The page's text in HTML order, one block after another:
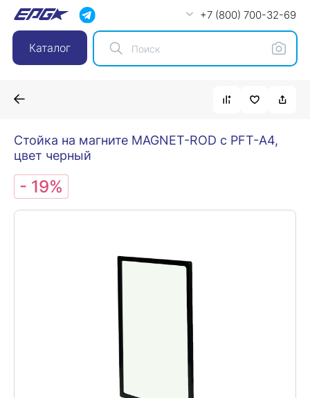
+7 (800) 700-32-69
Каталог
Стойка на магните MAGNET-ROD с PFT-A4,
цвет черный
- 19%